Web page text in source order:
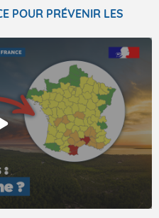
POUR PRÉVENIR LES